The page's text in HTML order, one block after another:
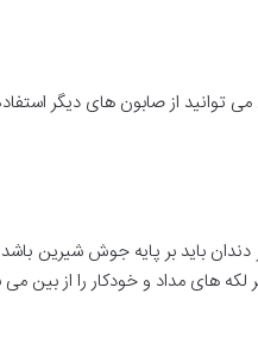
توانید از صابون های دیگر
باید بر پایه جوش شیرین
های مداد و خودکار را از بین می